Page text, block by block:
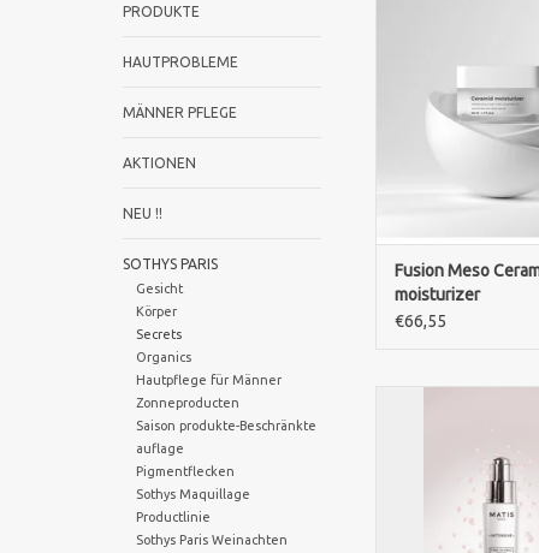
PRODUKTE
HAUTPROBLEME
MÄNNER PFLEGE
AKTIONEN
NEU !!
SOTHYS PARIS
Gesicht
Körper
Secrets
Organics
Hautpflege für Männer
Zonneproducten
Saison produkte-Beschränkte
auflage
Pigmentflecken
Sothys Maquillage
Productlinie
Sothys Paris Weinachten
Hautbarriere und
Haut vor
ZUM WARENKORB
Fusion Meso
moisturizer
€66,55
sanften Retinol-
Wirkstoffen,
Kängurublume. Es
und verleiht der